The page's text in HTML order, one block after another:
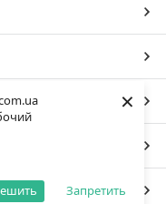
Запретить
×